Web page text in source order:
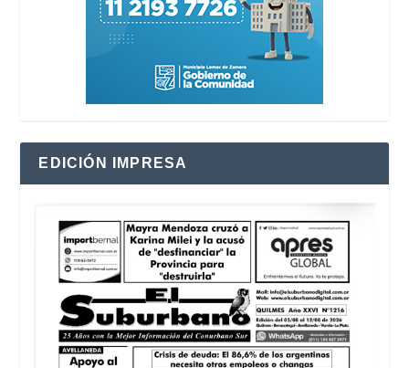
EDICIÓN IMPRESA